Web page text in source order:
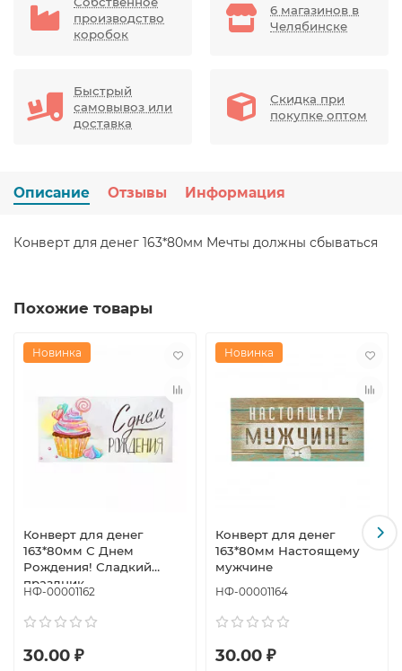
производство
коробок
6 магазинов в
Челябинске
Быстрый
самовывоз или
доставка
Скидка при
покупке оптом
Описание Отзывы Информация
Конверт для денег 163*80мм Мечты должны сбываться
Похожие товары
Новинка
Конверт для денег
163*80мм С Днем
Рождения! Сладкий
праздник
НФ-00001162
30.00 ₽
Новинка
Конверт для денег
163*80мм Настоящему
мужчине
НФ-00001164
30.00 ₽